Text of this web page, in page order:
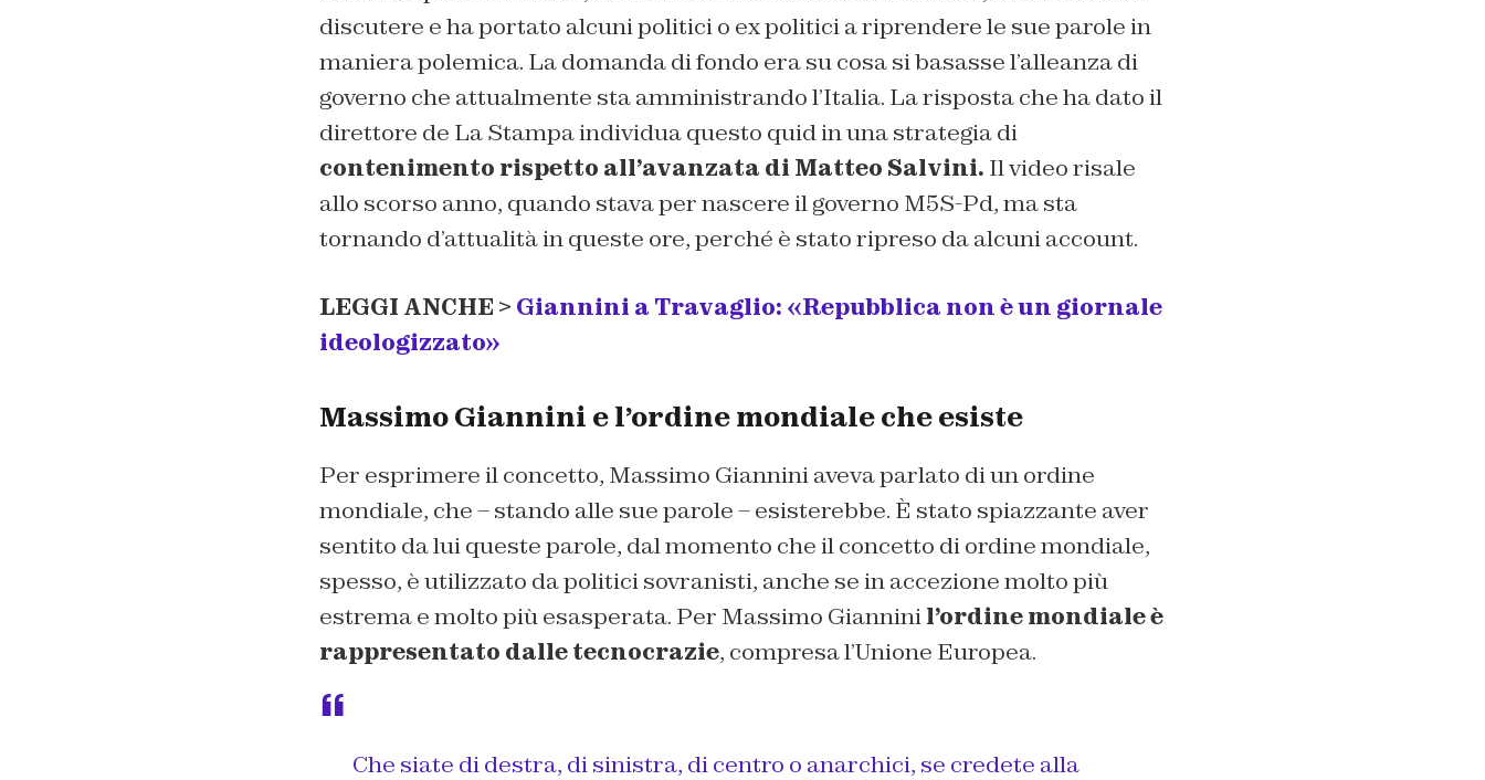
discutere e ha portato alcuni politici o ex politici a riprendere le sue parole in
maniera polemica. La domanda di fondo era su cosa si basasse l’alleanza di
governo che attualmente sta amministrando l’Italia. La risposta che ha dato il
direttore de La Stampaindividua questo quidin una strategia di
contenimento rispetto all’avanzata di Matteo Salvini. Il video risale
allo scorso anno, quando stava per nascere il governo M5S-Pd, ma sta
tornando d’attualità in queste ore, perché è stato ripreso da alcuni account.
LEGGI ANCHE > Giannini a Travaglio: «Repubblica non è un giornale
ideologizzato»
Massimo Giannini e l’ordine mondiale che esiste
Per esprimere il concetto, Massimo Giannini aveva parlato di un ordine
mondiale, che – stando alle sue parole – esisterebbe. È stato spiazzante aver
sentito da lui queste parole, dal momento che il concetto di ordine mondiale,
spesso, è utilizzato da politici sovranisti, anche se in accezione molto più
estrema e molto più esasperata. Per Massimo Gianninil’ordine mondiale è
rappresentato dalle tecnocrazie, compresa l’Unione Europea.
Che siate di destra, di sinistra, di centro o anarchici, se credete alla